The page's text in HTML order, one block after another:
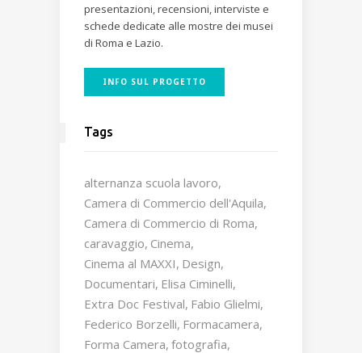
presentazioni, recensioni, interviste e
schede dedicate alle mostre dei musei
di Roma e Lazio.
INFO SUL PROGETTO
Tags
alternanza scuola lavoro
Camera di Commercio dell'Aquila
Camera di Commercio di Roma
caravaggio Cinema
Cinema al MAXXI Design
Documentari Elisa Ciminelli
Extra Doc Festival Fabio Glielmi
Federico Borzelli Formacamera
Forma Camera fotografia